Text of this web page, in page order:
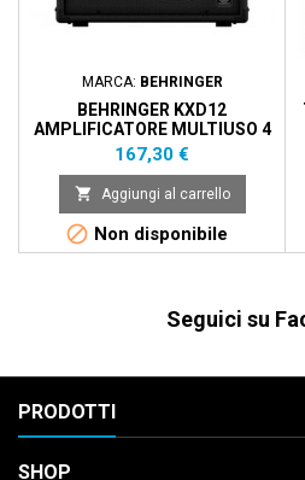
MARCA: BEHRINGER
BEHRINGER KXD12
AMPLIFICATORE MULTIUSO 4
CH
Prezzo
167,30 €
 Aggiungi al carrello
 Non disponibile
Seguici su
PRODOTTI
SHOP